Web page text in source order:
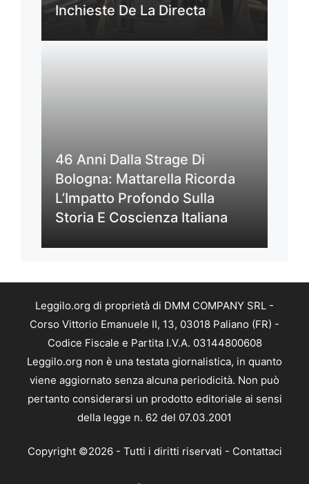
Inchieste De La Directa
46 Anni Dalla Strage Di
Bologna: Mattarella Ricorda
L’Impatto Profondo Sulla
Storia E Coscienza Italiana
Leggilo.org di proprietà di DMM COMPANY SRL -
Corso Vittorio Emanuele II, 13, 03018 Paliano (FR) -
Codice Fiscale e Partita I.V.A. 03144800608
Leggilo.org non è una testata giornalistica, in quanto
viene aggiornato senza alcuna periodicità. Non può
pertanto considerarsi un prodotto editoriale ai sensi
della legge n. 62 del 07.03.2001
Copyright ©2026 - Tutti i diritti riservati - Contattaci